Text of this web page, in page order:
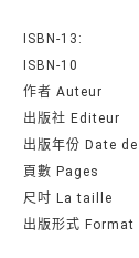
ISBN-13:
ISBN-10
作者 Auteur
出版社 Editeur
出版年份 Date
頁數 Pages
尺吋 La taille
出版形式 Format